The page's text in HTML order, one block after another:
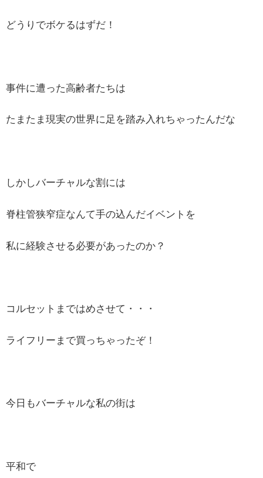
どうりでボケるはずだ！
事件に遭った高齢者たちは
たまたま現実の世界に足を踏み入れちゃったんだな
しかしバーチャルな割には
脊柱管狭窄症なんて手の込んだイベントを
私に経験させる必要があったのか？
コルセットまではめさせて・・・
ライフリーまで買っちゃったぞ！
今日もバーチャルな私の街は
平和で